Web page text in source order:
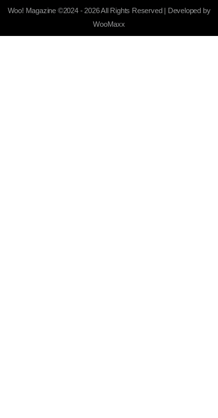
Woo! Magazine ©2024 - 2026 All Rights Reserved | Developed by
WooMaxx